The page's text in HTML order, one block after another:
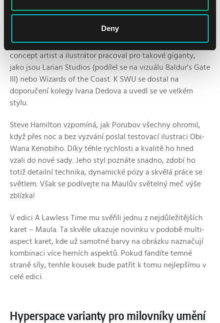
Deny
Konstantin Porubov je ve světě Star Wars: Unlimited sice
nováček, ale v digitálním umění už má něco za sebou. Jako
concept artist a ilustrátor pracoval pro takové giganty,
jako jsou Larian Studios (podílel se na vizuálu Baldur's Gate
III) nebo Wizards of the Coast. K SWU se dostal na
doporučení kolegy Ivana Dedova a uvedl se ve velkém
stylu.
Steve Hamilton vzpomíná, jak Porubov všechny ohromil,
když přes noc a bez vyzvání poslal testovací ilustraci Obi-
Wana Kenobiho. Díky téhle rychlosti a kvalitě ho hned
vzali do nové sady. Jeho styl poznáte snadno, zdobí ho
totiž detailní technika, dynamické pózy a skvělá práce se
světlem. Však se podívejte na Maulův světelný meč výše
zblízka!
V edici A Lawless Time mu svěřili jednu z nejdůležitějších
karet – Maula. Ta skvěle ukazuje novinku v podobě multi-
aspect karet, kde už samotné barvy na obrázku naznačují
kombinaci více herních aspektů. Pokud fandíte temné
straně síly, tenhle kousek bude patřit k tomu nejlepšímu v
celé edici.
Hyperspace varianty pro milovníky umění